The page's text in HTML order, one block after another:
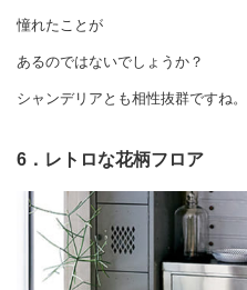
憧れたことが
あるのではないでしょうか？
シャンデリアとも相性抜群ですね。
6．レトロな花柄フロア